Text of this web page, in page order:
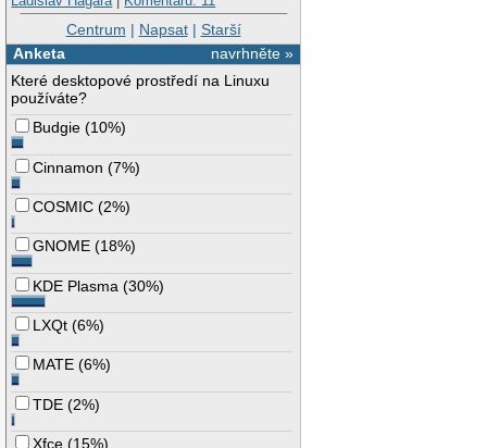
Centrum | Napsat| Starší
navrhněte »
Anketa
Které desktopové prostředí na Linuxu
používáte?
Budgie (10%)
Cinnamon (7%)
COSMIC (2%)
GNOME (18%)
KDE Plasma (30%)
LXQt (6%)
MATE (6%)
TDE (2%)
Xfce (15%)